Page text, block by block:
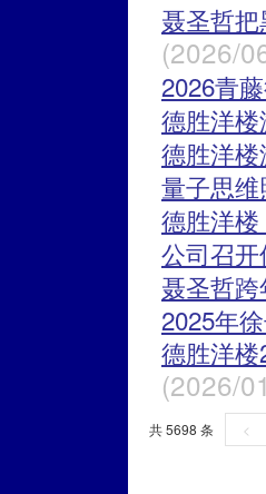
聂圣哲
(2026/
2026青
德胜洋楼
德胜洋楼
量子思
德胜洋
公司召
聂圣哲
2025年
德胜洋
(2026/
共 5698 条 <